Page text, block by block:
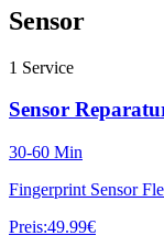
Sensor
1 Service
Sensor
30-60 Min
Fingerprint Sensor
Preis:49.99€